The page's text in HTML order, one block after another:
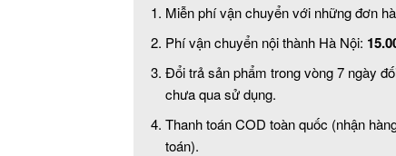
Miễn phí vận chuyển với những đơn
Phí vận chuyển nội thành Hà Nội:
Đổi trả sản phẩm trong vòng 7 ngày
chưa qua sử dụng.
Thanh toán COD toàn quốc (nhận
toán).